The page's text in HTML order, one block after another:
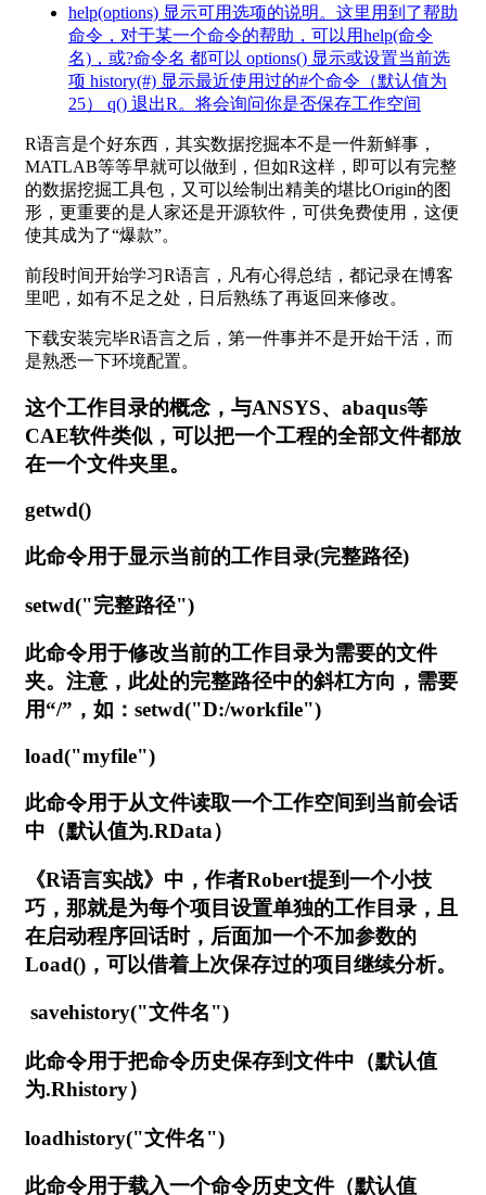
help(options) 显示可用选项的说明。这里用到了帮助
命令，对于某一个命令的帮助，可以用help(命令
名)，或?命令名 都可以 options() 显示或设置当前选
项 history(#) 显示最近使用过的#个命令（默认值为
25） q() 退出R。将会询问你是否保存工作空间
R语言是个好东西，其实数据挖掘本不是一件新鲜事，
MATLAB等等早就可以做到，但如R这样，即可以有完整
的数据挖掘工具包，又可以绘制出精美的堪比Origin的图
形，更重要的是人家还是开源软件，可供免费使用，这便
使其成为了“爆款”。
前段时间开始学习R语言，凡有心得总结，都记录在博客
里吧，如有不足之处，日后熟练了再返回来修改。
下载安装完毕R语言之后，第一件事并不是开始干活，而
是熟悉一下环境配置。
这个工作目录的概念，与ANSYS、abaqus等
CAE软件类似，可以把一个工程的全部文件都放
在一个文件夹里。
getwd()
此命令用于显示当前的工作目录(完整路径)
setwd("完整路径")
此命令用于修改当前的工作目录为需要的文件
夹。注意，此处的完整路径中的斜杠方向，需要
用“/”，如：setwd("D:/workfile")
load("myfile")
此命令用于从文件读取一个工作空间到当前会话
中（默认值为.RData）
《R语言实战》中，作者Robert提到一个小技
巧，那就是为每个项目设置单独的工作目录，且
在启动程序回话时，后面加一个不加参数的
Load()，可以借着上次保存过的项目继续分析。
savehistory("文件名")
此命令用于把命令历史保存到文件中（默认值
为.Rhistory）
loadhistory("文件名")
此命令用于载入一个命令历史文件（默认值